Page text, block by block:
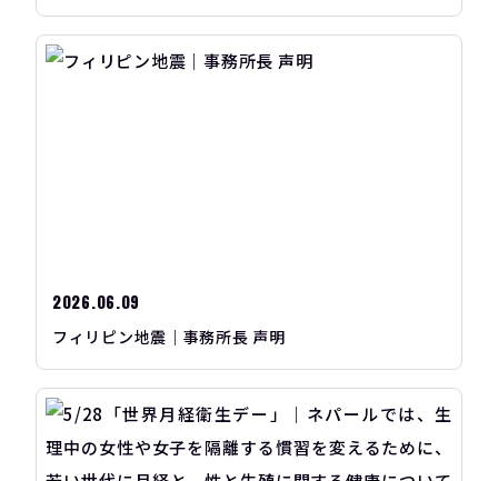
2026.06.09
フィリピン地震｜事務所長 声明